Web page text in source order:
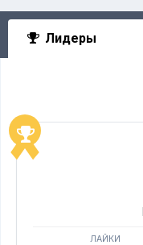
Лидеры
ЛАЙКИ